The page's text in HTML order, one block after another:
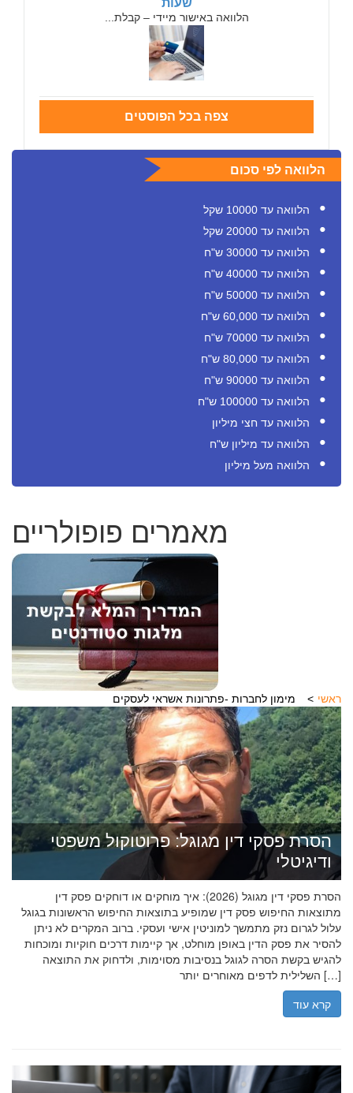
שעות
הלוואה באישור מיידי – קבלת...
צפה בכל הפוסטים
הלוואה לפי סכום
הלוואה עד 10000 שקל
הלוואה עד 20000 שקל
הלוואה עד 30000 ש"ח
הלוואה עד 40000 ש"ח
הלוואה עד 50000 ש"ח
הלוואה עד 60,000 ש"ח
הלוואה עד 70000 ש"ח
הלוואה עד 80,000 ש"ח
הלוואה עד 90000 ש"ח
הלוואה עד 100000 ש"ח
הלוואה עד חצי מיליון
הלוואה עד מיליון ש"ח
הלוואה מעל מיליון
מאמרים פופולריים
ראשי מימון לחברות -פתרונות אשראי לעסקים
הסרת פסקי דין מגוגל: פרוטוקול משפטי
ודיגיטלי
הסרת פסקי דין מגוגל (2026): איך מוחקים או דוחקים פסק דין
מתוצאות החיפוש פסק דין שמופיע בתוצאות החיפוש הראשונות בגוגל
עלול לגרום נזק מתמשך למוניטין אישי ועסקי. ברוב המקרים לא ניתן
להסיר את פסק הדין באופן מוחלט, אך קיימות דרכים חוקיות ומוכחות
להגיש בקשת הסרה לגוגל בנסיבות מסוימות, ולדחוק את התוצאה
השלילית לדפים מאוחרים יותר […]
קרא עוד